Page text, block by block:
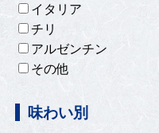
イタリア
チリ
アルゼンチン
その他
味わい別